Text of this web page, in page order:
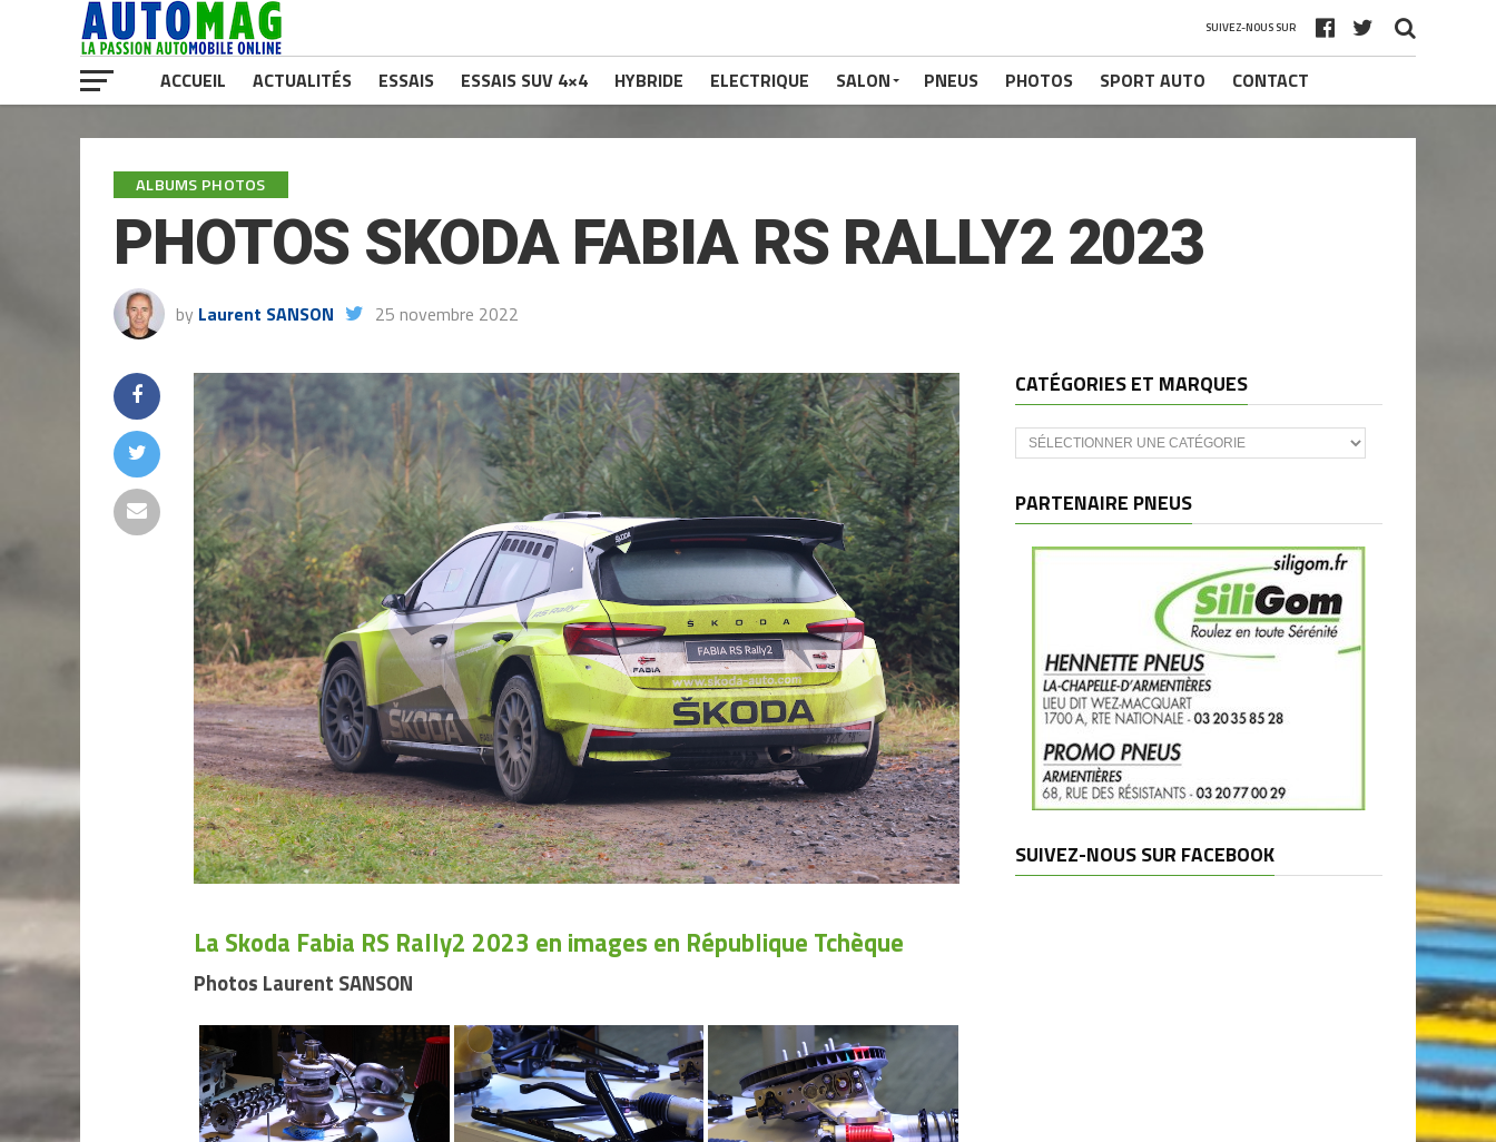
SUIVEZ-NOUS SUR
ACCUEIL ACTUALITÉS ESSAIS ESSAIS SUV 4×4 HYBRIDE ELECTRIQUE SALON PNEUS PHOTOS SPORT AUTO CONTACT
ALBUMS PHOTOS
PHOTOS SKODA FABIA RS RALLY2 2023
by Laurent SANSON 25 novembre 2022
La Skoda Fabia RS Rally2 2023 en images en République Tchèque
Photos Laurent SANSON
CATÉGORIES ET MARQUES
Catégories
et
PARTENAIRE PNEUS
SUIVEZ-NOUS SUR FACEBOOK